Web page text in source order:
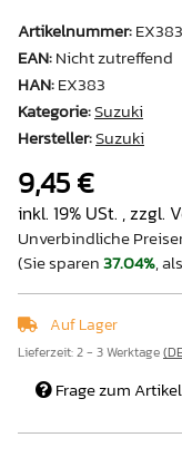
Artikelnummer:EX383
EAN:Nicht zutreffend
HAN:EX383
Kategorie:Suzuki
Hersteller:Suzuki
9,45 €
inkl. 19% USt. , zzgl.
Unverbindliche
(Sie sparen37.04%,
Auf Lager
Lieferzeit:2 - 3 Werktage
Frage zum Artikel